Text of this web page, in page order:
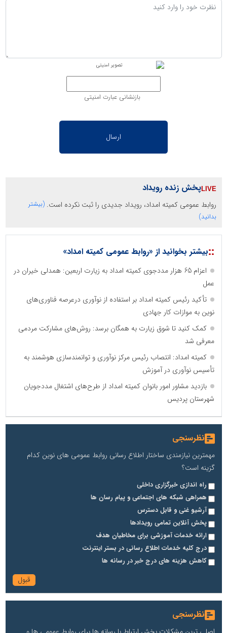
بازنشانی عبارت امنیتی
پخش زنده رویداد
روابط عمومی کمیته امداد، رویداد جدیدی را ثبت نکرده است. (بیشتر
بدانید)
::بیشتر بخوانید از «روابط عمومی کمیته امداد»
اعزام 65 هزار مددجوی کمیته امداد به زیارت اربعین: همدلی خیران در
عمل
تأکید رئیس کمیته امداد بر استفاده از نوآوری درعرصه فناوری‌های
نوین به موازات کار جهادی
کمک کنید تا شوق زیارت به همگان برسد: روش‌های مشارکت مردمی
معرفی شد
کمیته امداد: انتصاب رئیس مرکز نوآوری و توانمندسازی هوشمند به
تأسیس نوآوری در آموزش
بازدید مشاور امور بانوان کمیته امداد از طرح‌های اشتغال مددجویان
شهرستان پردیس
نظرسنجی
مهمترین نیازمندی ساختار اطلاع رسانی روابط عمومی های نوین کدام
گزینه است؟
راه اندازی خبرگزاری داخلی
همراهی شبکه های اجتماعی و پیام رسان ها
آرشیو غنی و قابل دسترس
پخش آنلاین تمامی رویدادها
ارائه خدمات آموزشی برای مخاطیان هدف
درج کلیه خدمات اطلاع رسانی در بستر اینترنت
کاهش هزینه های درج خبر در رسانه ها
نظرسنجی